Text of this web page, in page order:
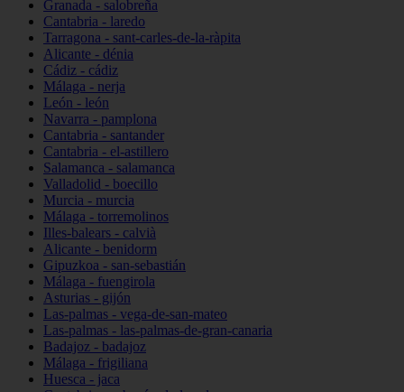
Granada - salobreña
Cantabria - laredo
Tarragona - sant-carles-de-la-ràpita
Alicante - dénia
Cádiz - cádiz
Málaga - nerja
León - león
Navarra - pamplona
Cantabria - santander
Cantabria - el-astillero
Salamanca - salamanca
Valladolid - boecillo
Murcia - murcia
Málaga - torremolinos
Illes-balears - calvià
Alicante - benidorm
Gipuzkoa - san-sebastián
Málaga - fuengirola
Asturias - gijón
Las-palmas - vega-de-san-mateo
Las-palmas - las-palmas-de-gran-canaria
Badajoz - badajoz
Málaga - frigiliana
Huesca - jaca